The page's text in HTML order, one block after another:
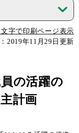
字で印刷ページ表示
2019年11月29日更新
の活躍の
計画